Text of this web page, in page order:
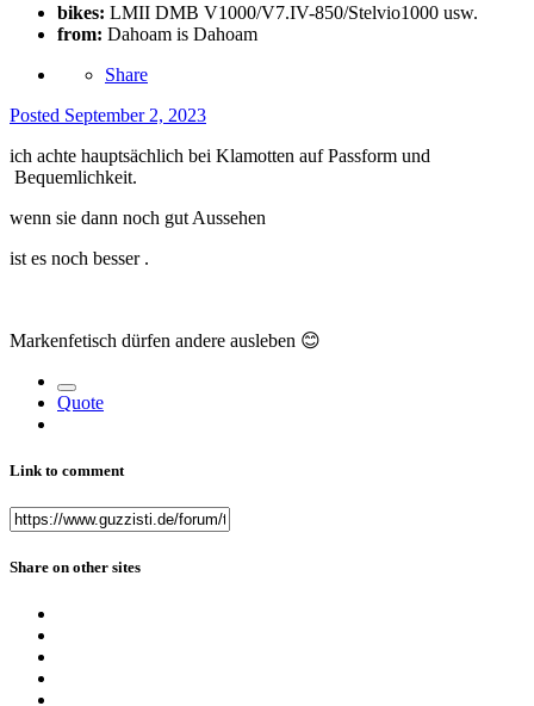
bikes: LMII DMB V1000/V7.IV-850/Stelvio1000 usw.
from: Dahoam is Dahoam
Share
Posted September 2, 2023
ich achte hauptsächlich bei Klamotten auf Passform und
Bequemlichkeit.
wenn sie dann noch gut Aussehen
ist es noch besser .
Markenfetisch dürfen andere ausleben 😊
Quote
Link to comment
Share on other sites